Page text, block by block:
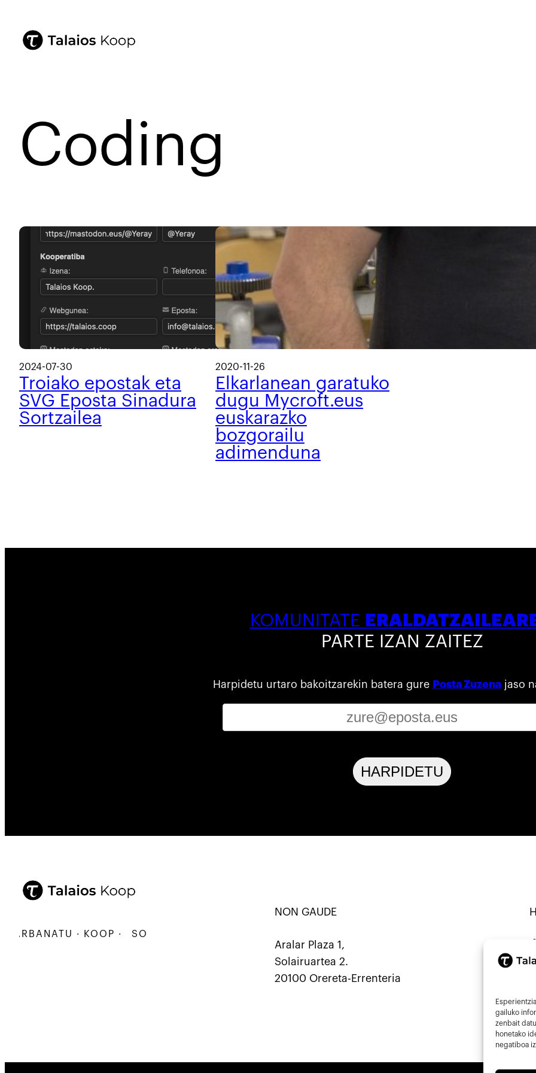
gailuko
zenbait
honetako
negatiboa
Coding
2024-07-30
Troiako epostak eta
SVG Eposta Sinadura
Sortzailea
2020-11-26
Elkarlanean garatuko
dugu Mycroft.eus
euskarazko
bozgorailu
adimenduna
KOMUNITATE
PARTE IZAN ZAITEZ
Harpidetu urtaro bakoitzarekin batera gure Posta Zuzena jaso
HARPIDETU
· KOOP · SORTU · ERALDATU · ELKARBANATU · KOOP ·
NON GAUDE
Aralar Plaza 1,
Solairuartea 2.
20100 Orereta-Errenteria